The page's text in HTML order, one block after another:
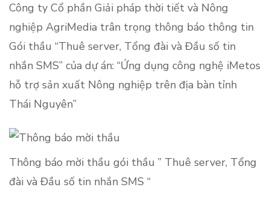
Công ty Cổ phần Giải pháp thời tiết và Nông
nghiệp AgriMedia trân trọng thông báo thông tin
Gói thầu “Thuê server, Tổng đài và Đầu số tin
nhắn SMS” của dự án: “Ứng dụng công nghệ iMetos
hỗ trợ sản xuất Nông nghiệp trên địa bàn tỉnh
Thái Nguyên”
Thông báo mời thầu gói thầu ” Thuê server, Tổng
đài và Đầu số tin nhắn SMS “